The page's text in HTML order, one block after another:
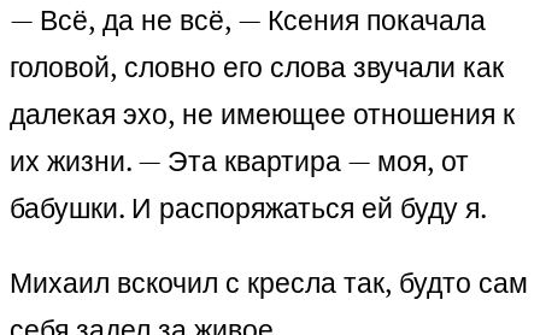
— Всё, да не всё, — Ксения покачала
головой, словно его слова звучали как
далекая эхо, не имеющее отношения к
их жизни. — Эта квартира — моя, от
бабушки. И распоряжаться ей буду я.
Михаил вскочил с кресла так, будто сам